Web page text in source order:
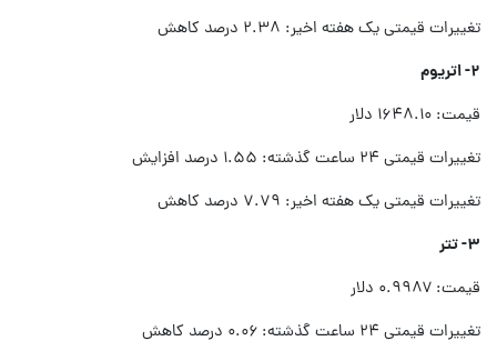
تغییرات قیمتی یک هفته اخیر: ۲.۳۸ درصد کاهش
۲- اتریوم
قیمت: ۱۶۴۸.۱۰ دلار
تغییرات قیمتی ۲۴ ساعت گذشته: ۱.۵۵ درصد افزایش
تغییرات قیمتی یک هفته اخیر: ۷.۷۹ درصد کاهش
۳- تتر
قیمت: ۰.۹۹۸۷ دلار
تغییرات قیمتی ۲۴ ساعت گذشته: ۰.۰۶ درصد کاهش